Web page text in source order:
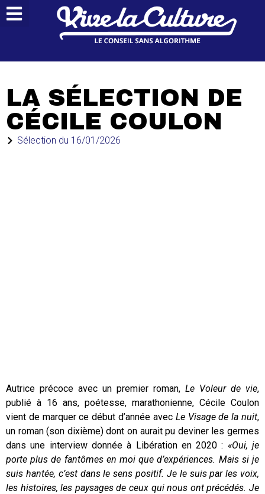
LA SÉLECTION DE
CÉCILE COULON
Sélection du 16/01/2026
Autrice précoce avec un premier roman, Le Voleur de vie,
publié à 16 ans, poétesse, marathonienne, Cécile Coulon
vient de marquer ce début d’année avec Le Visage de la nuit,
un roman (son dixième) dont on aurait pu deviner les germes
dans une interview donnée à Libération en 2020 : «Oui, je
porte plus de fantômes en moi que d’expériences. Mais si je
suis hantée, c’est dans le sens positif. Je le suis par les voix,
les histoires, les paysages de ceux qui nous ont précédés. Je